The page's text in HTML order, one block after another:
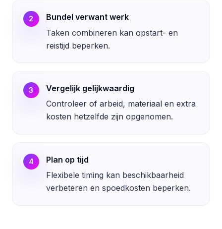
2
Bundel verwant werk
Taken combineren kan opstart- en
reistijd beperken.
3
Vergelijk gelijkwaardig
Controleer of arbeid, materiaal en extra
kosten hetzelfde zijn opgenomen.
4
Plan op tijd
Flexibele timing kan beschikbaarheid
verbeteren en spoedkosten beperken.